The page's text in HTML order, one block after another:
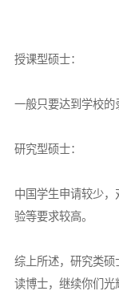
授课型硕士：
一般只要达到学校的
研究型硕士：
中国学生申请较少
验等要求较高。
综上所述，研究类
读博士，继续你们